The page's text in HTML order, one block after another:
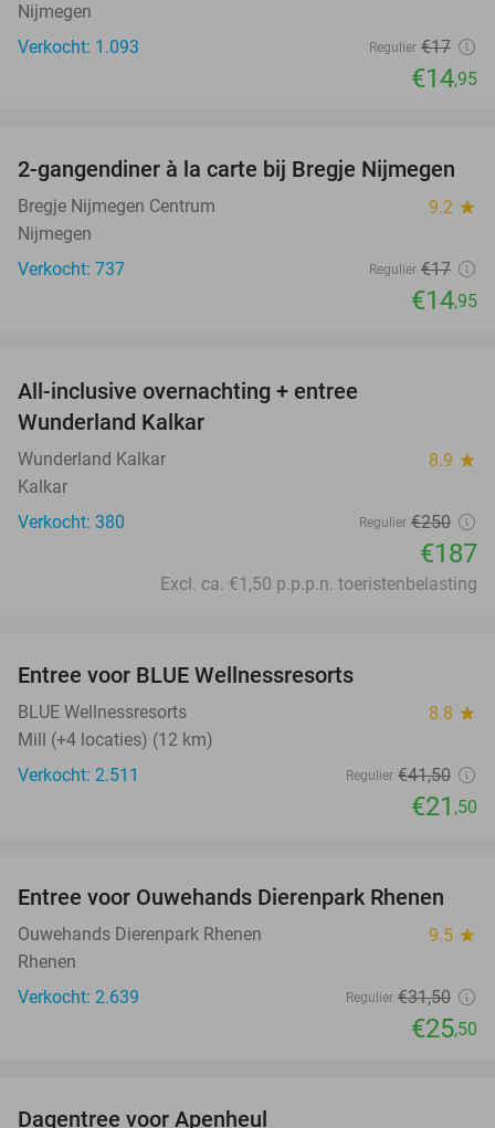
Nijmegen
Verkocht: 1.093
Regulier €17
€14,95
12%
2-gangendiner à la carte bij Bregje Nijmegen
Bregje Nijmegen Centrum 9.2 star
Nijmegen
Verkocht: 737
Regulier €17
€14,95
All-inclusive overnachting + entree
Wunderland Kalkar
Wunderland Kalkar 8.9 star
Kalkar
Verkocht: 380
Regulier €250
€187
Excl. ca. €1,50 p.p.p.n. toeristenbelasting
Entree voor BLUE Wellnessresorts
BLUE Wellnessresorts 8.8 star
Mill (+4 locaties) (12 km)
Verkocht: 2.511
Regulier €41,50
€21 ,50
19%
Entree voor Ouwehands Dierenpark Rhenen
Ouwehands Dierenpark Rhenen 9.5 star
Rhenen
Verkocht: 2.639
Regulier €31,50
€25,50
Dagentree voor Apenheul